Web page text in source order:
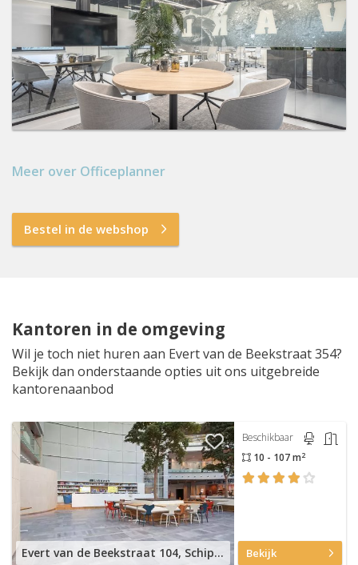
Meer over Officeplanner
Bestel in de webshop
Kantoren in de omgeving
Wil je toch niet huren aan Evert van de Beekstraat 354?
Bekijk dan onderstaande opties uit ons uitgebreide
kantorenaanbod
Evert van de Beekstraat 104, Schiphol Airport
Beschikbaar
10 - 107 m2
Bekijk